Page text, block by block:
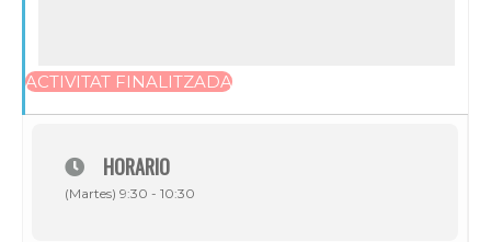
ACTIVITAT FINALITZADA
HORARIO
(Martes) 9:30 - 10:30